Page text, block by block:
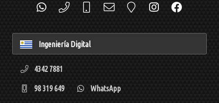
Ingeniería Digital
4342 7881
98 319 649 WhatsApp